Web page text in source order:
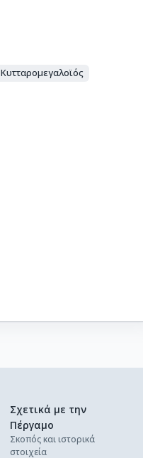
Κυτταρομεγαλοϊός
Σχετικά με την
Πέργαμο
Σκοπός και ιστορικά
στοιχεία